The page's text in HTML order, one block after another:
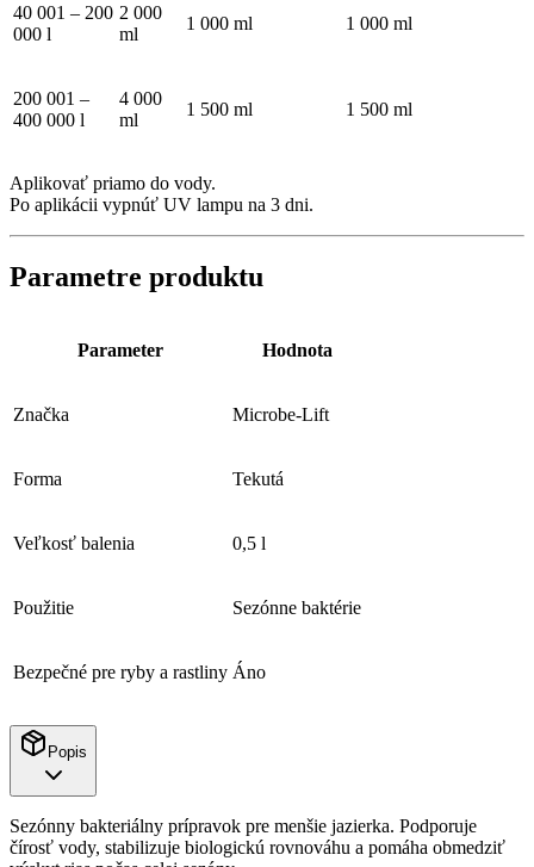
40 001 – 200
000 l
2 000
ml
1 000 ml 1 000 ml
200 001 –
400 000 l
4 000
ml
1 500 ml 1 500 ml
Aplikovať priamo do vody.
Po aplikácii vypnúť UV lampu na 3 dni.
Parametre produktu
Parameter Hodnota
Značka Microbe-Lift
Forma Tekutá
Veľkosť balenia 0,5 l
Použitie Sezónne baktérie
Bezpečné pre ryby a rastliny Áno
Popis
Sezónny bakteriálny prípravok pre menšie jazierka. Podporuje
čírosť vody, stabilizuje biologickú rovnováhu a pomáha obmedziť